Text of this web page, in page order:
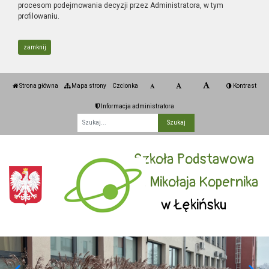
procesom podejmowania decyzji przez Administratora, w tym
profilowaniu.
zamknij
Strona główna Mapa strony Czcionka Kontrast
Informacja administratora
Szkoła Podstawowa
im. Mikołaja Kopernika
w Łękińsku